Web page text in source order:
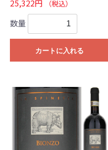
25,322円 （税込）
数量
カートに入れる